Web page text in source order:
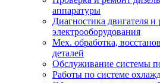
аппаратуры
Диагностика двигателя и
электрооборудования
Мех. обработка,
деталей
Обслуживание системы
Работы по системе